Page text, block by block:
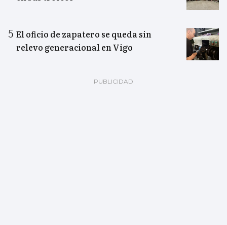
El oficio de zapatero se queda sin
relevo generacional en Vigo